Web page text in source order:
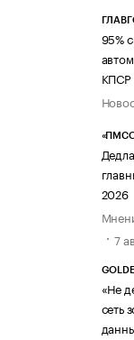
95%
КПСР
2026
7
«Не
сеть